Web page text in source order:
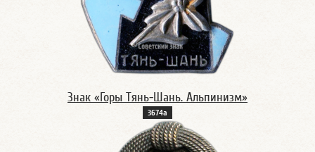
Знак «Горы Тянь-Шань. Альпинизм»
3674а